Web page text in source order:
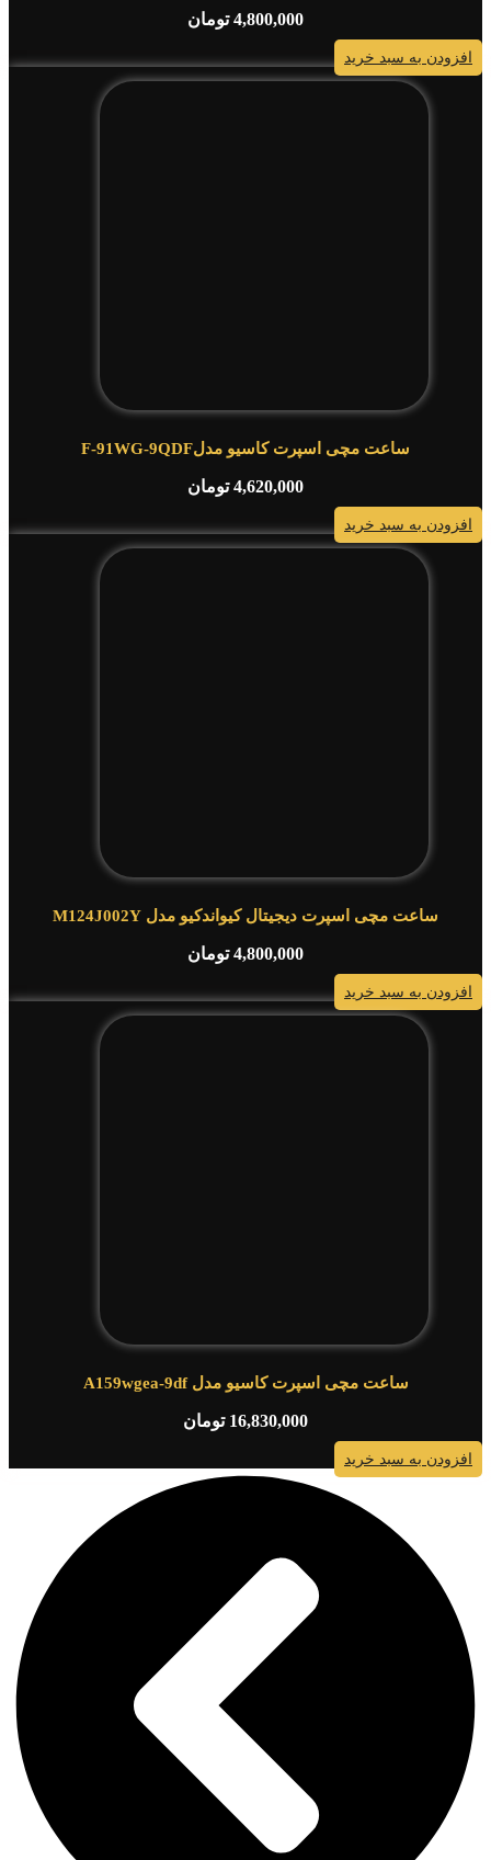
4,800,000 تومان
افزودن به سبد خرید
ساعت مچی اسپرت کاسیو مدلF-91WG-9QDF
4,620,000 تومان
افزودن به سبد خرید
ساعت مچی اسپرت دیجیتال کیواندکیو مدل M124J002Y
4,800,000 تومان
افزودن به سبد خرید
ساعت مچی اسپرت کاسیو مدل A159wgea-9df
16,830,000 تومان
افزودن به سبد خرید